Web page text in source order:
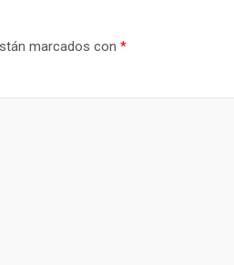
marcados con *